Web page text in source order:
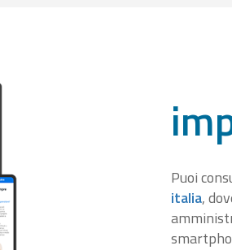
Puoi
italia,